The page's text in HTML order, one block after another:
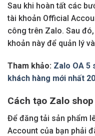
Sau khi hoàn tất các
tài khoản Official
công trên Zalo. Sau
khoản này để quản lý
Tham khảo: Zalo OA 5
khách hàng mới nhất
Cách tạo Zalo
Để đăng tải sản phẩm
Account của bạn phải